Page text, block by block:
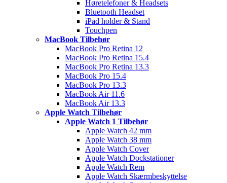
Høretelefoner & Headsets
Bluetooth Headset
iPad holder & Stand
Touchpen
MacBook Tilbehør
MacBook Pro Retina 12
MacBook Pro Retina 15.4
MacBook Pro Retina 13.3
MacBook Pro 15.4
MacBook Pro 13.3
MacBook Air 11.6
MacBook Air 13.3
Apple Watch Tilbehør
Apple Watch 1 Tilbehør
Apple Watch 42 mm
Apple Watch 38 mm
Apple Watch Cover
Apple Watch Dockstationer
Apple Watch Rem
Apple Watch Skærmbeskyttelse